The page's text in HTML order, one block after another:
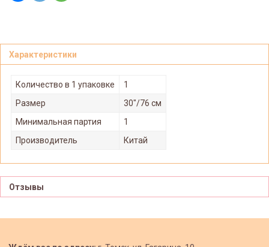
Характеристики
Количество в 1 упаковке
1
Размер
30"/76 см
Минимальная партия
1
Производитель
Китай
Отзывы